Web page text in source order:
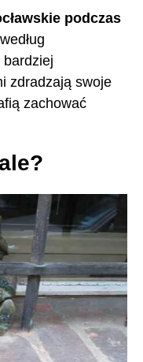
podczas
zdradzają swoje
zachować